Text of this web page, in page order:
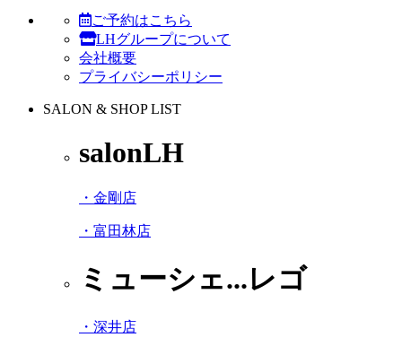
ご予約はこちら
LHグループについて
会社概要
プライバシーポリシー
SALON & SHOP LIST
salonLH
・金剛店
・富田林店
ミューシェ...レゴ
・深井店